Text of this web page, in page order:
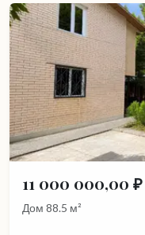
11 000 000,00 ₽
Дом 88.5 м²